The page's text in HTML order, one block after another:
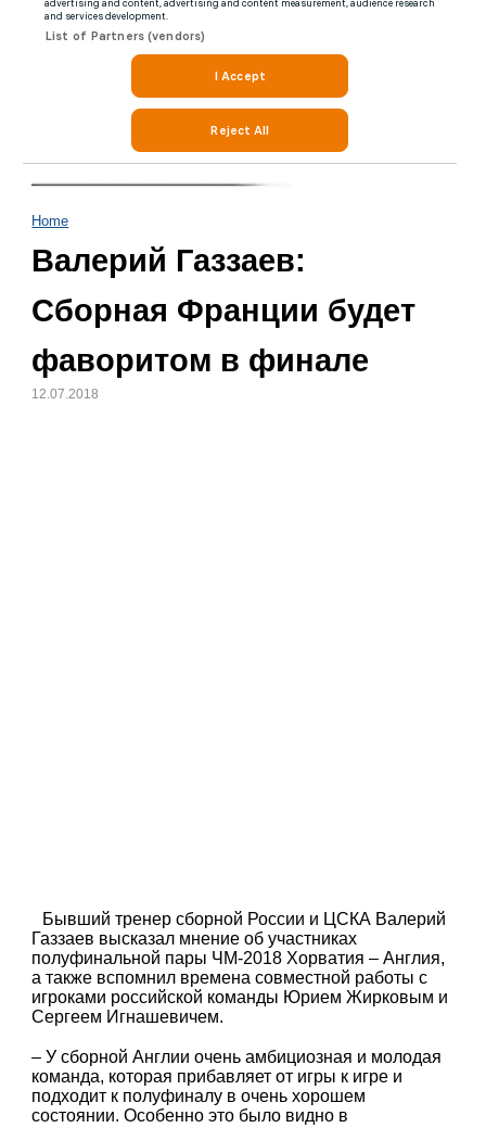
Home
Валерий Газзаев:
Сборная Франции будет
фаворитом в финале
12.07.2018
Бывший тренер сборной России и ЦСКА Валерий
Газзаев высказал мнение об участниках
полуфинальной пары ЧМ-2018 Хорватия – Англия,
а также вспомнил времена совместной работы с
игроками российской команды Юрием Жирковым и
Сергеем Игнашевичем.
– У сборной Англии очень амбициозная и молодая
команда, которая прибавляет от игры к игре и
подходит к полуфиналу в очень хорошем
состоянии. Особенно это было видно в